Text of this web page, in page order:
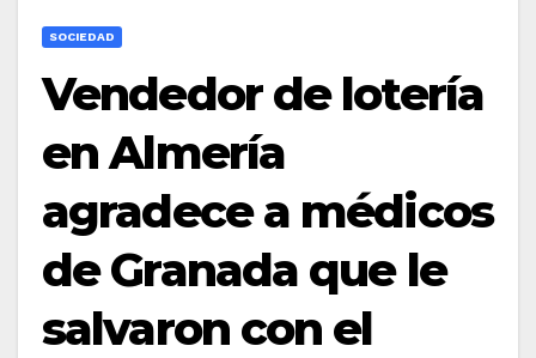
SOCIEDAD
Vendedor de lotería
en Almería
agradece a médicos
de Granada que le
salvaron con el